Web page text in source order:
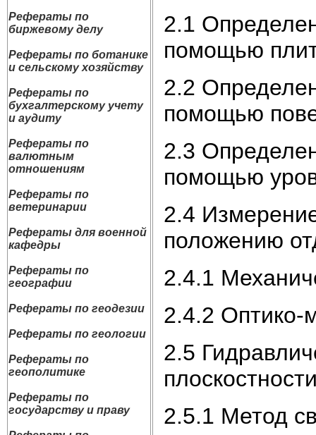
Рефераты по
биржевому делу
Рефераты по ботанике
и сельскому хозяйству
Рефераты по
бухгалтерскому учету
и аудиту
Рефераты по
валютным
отношениям
Рефераты по
ветеринарии
Рефераты для военной
кафедры
Рефераты по
географии
Рефераты по геодезии
Рефераты по геологии
Рефераты по
геополитике
Рефераты по
государству и праву
2.1
помощью
2.2
помощью
2.3
помощью
2.4
положению
2.4.1
2.4.2 Оптико-
2.5
2.5.1 Метод